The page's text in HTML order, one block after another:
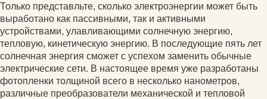
Только представльте, сколько электроэнергии может быть
выработано как пассивными, так и активными
устройствами, улавливающими солнечную энергию,
тепловую, кинетическую энергию. В последующие пять лет
солнечная энергия сможет с успехом заменить обычные
электрические сети. В настоящее время уже разработаны
фотопленки толщиной всего в несколько нанометров,
различные преобразователи механической и тепловой